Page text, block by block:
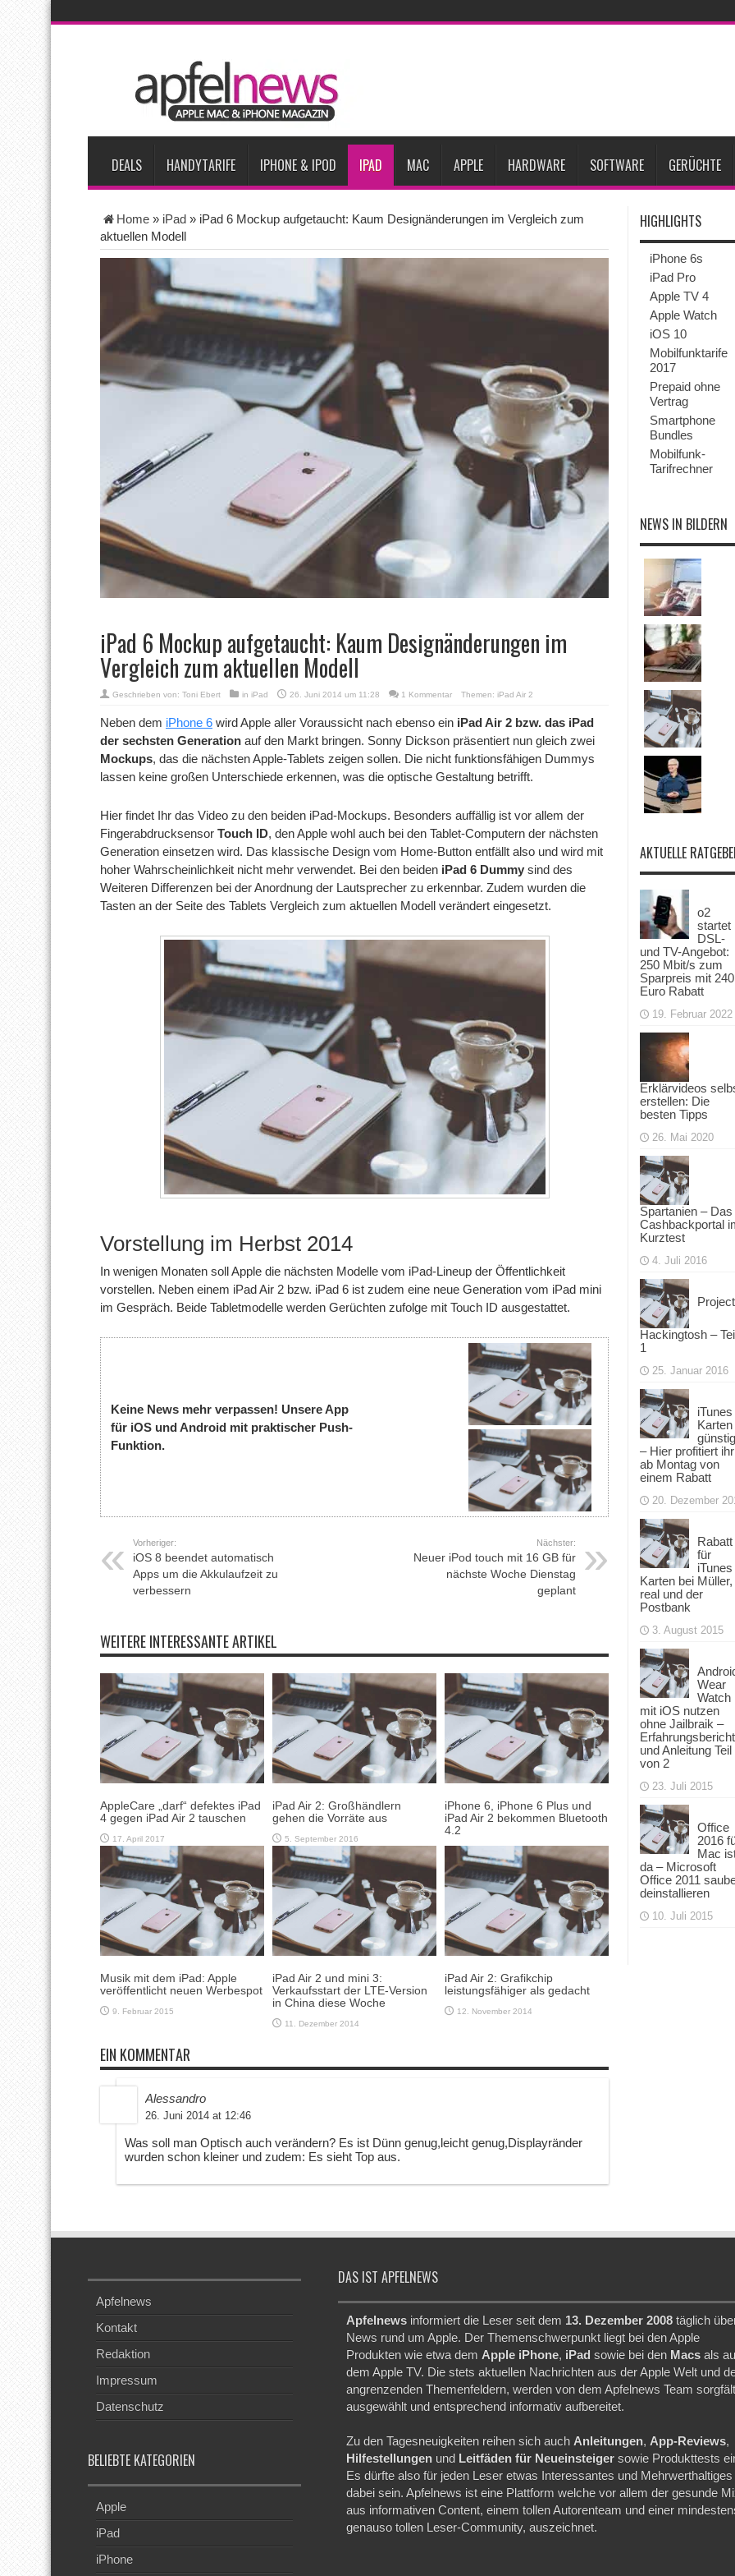
Apple testet zwei neue Display-Panels für iPhone-Modelle 2027
Apples Smartbrille könnte das nächste große Gesundheits-Gadget werden
Apples vermutete AirPods mit Kameras sollen bereits im September erscheinen
Apple erzielt 49 Prozent des weltweiten Smartphone-Umsatzes im 2. Quartal Apple verbucht Rekordzahlen im dritten Quartal 2026
Tim Cook: Mehr Speicherlieferanten bedeuten nicht zwingend sinkende Preise
DEALS HANDYTARIFE IPHONE & IPOD IPAD MAC APPLE HARDWARE SOFTWARE GERÜCHTE
Home » iPad » iPad 6 Mockup aufgetaucht: Kaum Designänderungen im Vergleich zum
aktuellen Modell
iPad 6 Mockup aufgetaucht: Kaum Designänderungen im
Vergleich zum aktuellen Modell
Geschrieben von: Toni Ebert in iPad 26. Juni 2014 um 11:28 1 Kommentar Themen: iPad Air 2
Neben dem iPhone 6 wird Apple aller Voraussicht nach ebenso ein iPad Air 2 bzw. das iPad
der sechsten Generation auf den Markt bringen. Sonny Dickson präsentiert nun gleich zwei
Mockups, das die nächsten Apple-Tablets zeigen sollen. Die nicht funktionsfähigen Dummys
lassen keine großen Unterschiede erkennen, was die optische Gestaltung betrifft.
Hier findet Ihr das Video zu den beiden iPad-Mockups. Besonders auffällig ist vor allem der
Fingerabdrucksensor Touch ID, den Apple wohl auch bei den Tablet-Computern der nächsten
Generation einsetzen wird. Das klassische Design vom Home-Button entfällt also und wird mit
hoher Wahrscheinlichkeit nicht mehr verwendet. Bei den beiden iPad 6 Dummy sind des
Weiteren Differenzen bei der Anordnung der Lautsprecher zu erkennbar. Zudem wurden die
Tasten an der Seite des Tablets Vergleich zum aktuellen Modell verändert eingesetzt.
Vorstellung im Herbst 2014
In wenigen Monaten soll Apple die nächsten Modelle vom iPad-Lineup der Öffentlichkeit
vorstellen. Neben einem iPad Air 2 bzw. iPad 6 ist zudem eine neue Generation vom iPad mini
im Gespräch. Beide Tabletmodelle werden Gerüchten zufolge mit Touch ID ausgestattet.
Keine News mehr verpassen! Unsere App
für iOS und Android mit praktischer Push-
Funktion.
Vorheriger:
iOS 8 beendet automatisch
Apps um die Akkulaufzeit zu
verbessern
Nächster:
Neuer iPod touch mit 16 GB für
nächste Woche Dienstag
geplant
WEITERE INTERESSANTE ARTIKEL
AppleCare „darf“ defektes iPad
4 gegen iPad Air 2 tauschen
17. April 2017
iPad Air 2: Großhändlern
gehen die Vorräte aus
5. September 2016
iPhone 6, iPhone 6 Plus und
iPad Air 2 bekommen Bluetooth
4.2
12. Oktober 2015
Musik mit dem iPad: Apple
veröffentlicht neuen Werbespot
9. Februar 2015
iPad Air 2 und mini 3:
Verkaufsstart der LTE-Version
in China diese Woche
11. Dezember 2014
iPad Air 2: Grafikchip
leistungsfähiger als gedacht
12. November 2014
EIN KOMMENTAR
Alessandro
26. Juni 2014 at 12:46
Was soll man Optisch auch verändern? Es ist Dünn genug,leicht genug,Displayränder
wurden schon kleiner und zudem: Es sieht Top aus.
HIGHLIGHTS
iPhone 6s
iPad Pro
Apple TV 4
Apple Watch
iOS 10
Mobilfunktarife
2017
Prepaid ohne
Vertrag
Smartphone
Bundles
Mobilfunk-
Tarifrechner
NEWS IN BILDERN
AKTUELLE
o2
startet
DSL-
und TV-Angebot:
250 Mbit/s zum
Sparpreis mit 240
Euro Rabatt
19. Februar 2022
Erklärvideos
erstellen: Die
besten Tipps
26. Mai 2020
Spartanien – Das
Cashbackportal
Kurztest
4. Juli 2016
Project
Hackingtosh –
1
25. Januar 2016
iTunes
Karten
– Hier profitiert ihr
ab Montag von
einem Rabatt
20. Dezember
Rabatt
für
iTunes
Karten bei Müller,
real und der
Postbank
3. August 2015
Wear
Watch
mit iOS nutzen
ohne Jailbraik –
Erfahrungsbericht
und Anleitung Teil
von 2
23. Juli 2015
Office
2016
Mac
da – Microsoft
Office 2011
deinstallieren
10. Juli 2015
Apfelnews
Kontakt
Redaktion
Impressum
Datenschutz
BELIEBTE KATEGORIEN
Apple
iPad
iPhone
DAS IST APFELNEWS
Apfelnews informiert die Leser seit dem 13. Dezember 2008 täglich
News rund um Apple. Der Themenschwerpunkt liegt bei den Apple
Produkten wie etwa dem Apple iPhone, iPad sowie bei den Macs als
dem Apple TV. Die stets aktuellen Nachrichten aus der Apple Welt und
angrenzenden Themenfeldern, werden von dem Apfelnews Team
ausgewählt und entsprechend informativ aufbereitet.
Zu den Tagesneuigkeiten reihen sich auch Anleitungen, App-Reviews,
Hilfestellungen und Leitfäden für Neueinsteiger sowie Produkttests
Es dürfte also für jeden Leser etwas Interessantes und Mehrwerthaltiges
dabei sein. Apfelnews ist eine Plattform welche vor allem der gesunde
aus informativen Content, einem tollen Autorenteam und einer
genauso tollen Leser-Community, auszeichnet.